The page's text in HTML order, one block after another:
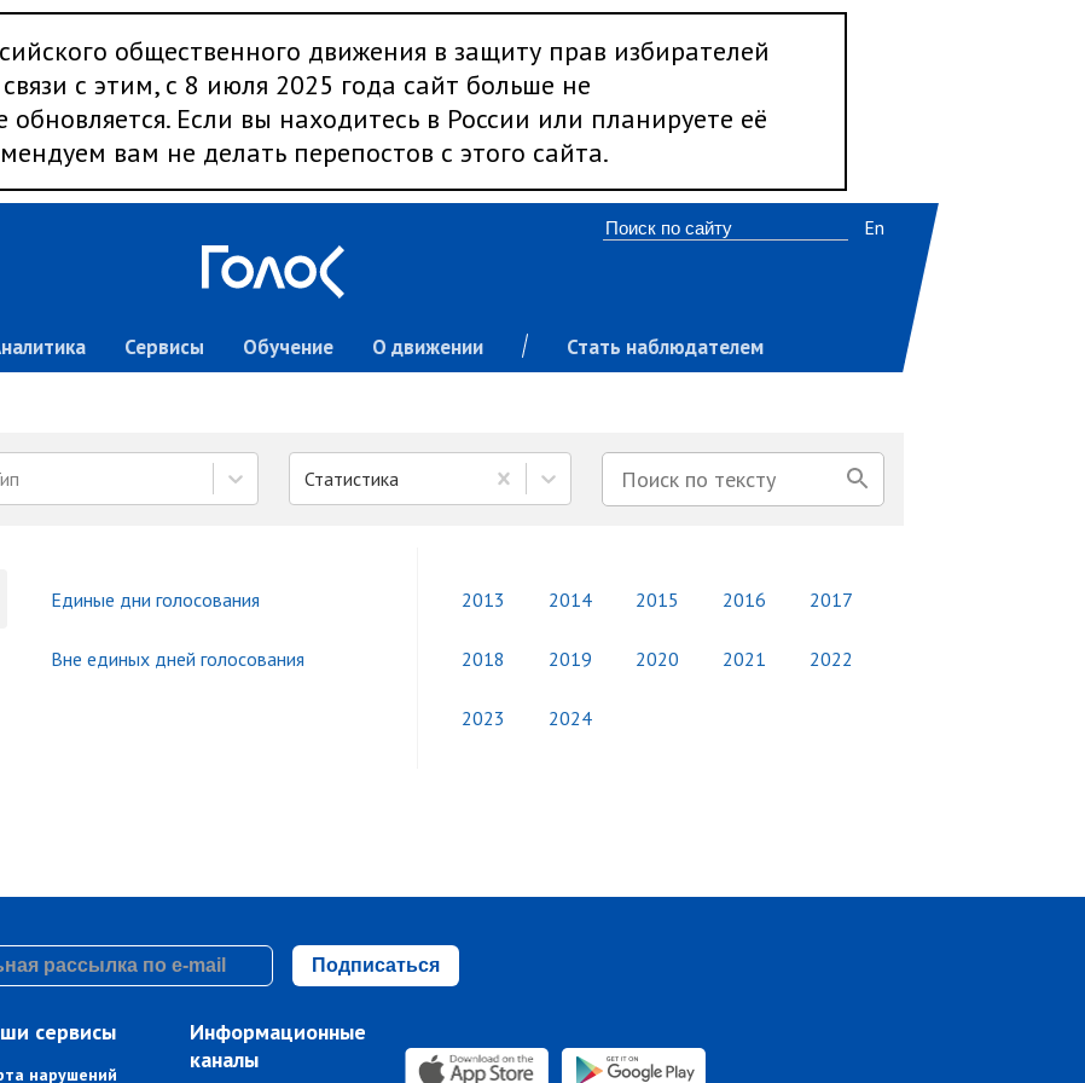
общественного движения в защиту прав избирателей
с этим, с 8 июля 2025 года сайт больше не
Если вы находитесь в России или планируете её
вам не делать перепостов с этого сайта.
Сервисы Обучение О движении Стать наблюдателем
En
Статистика
Единые дни голосования
Вне единых дней голосования
2013 2014 2015 2016 2017
2018 2019 2020 2021 2022
2023 2024
Подписаться
сервисы
нарушений
Информационные
каналы